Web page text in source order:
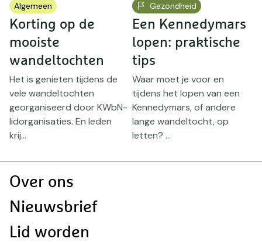
Algemeen
Korting op de
mooiste
wandeltochten
Het is genieten tijdens de
vele wandeltochten
georganiseerd door KWbN-
lidorganisaties. En leden
krij...
Gezondheid
Een Kennedymars
lopen: praktische
tips
Waar moet je voor en
tijdens het lopen van een
Kennedymars, of andere
lange wandeltocht, op
letten? ...
Doormat
Over ons
Nieuwsbrief
Lid worden